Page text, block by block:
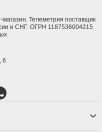
Телеметрия поставщик
и СНГ. ОГРН 1187536004215
6